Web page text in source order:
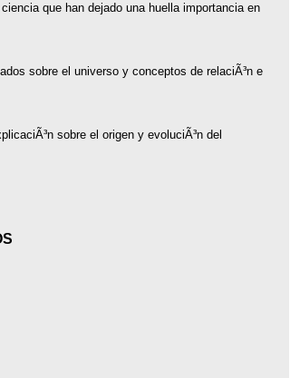
que han dejado una huella importancia en
sobre el universo y conceptos de relaciÃ³n e
sobre el origen y evoluciÃ³n del